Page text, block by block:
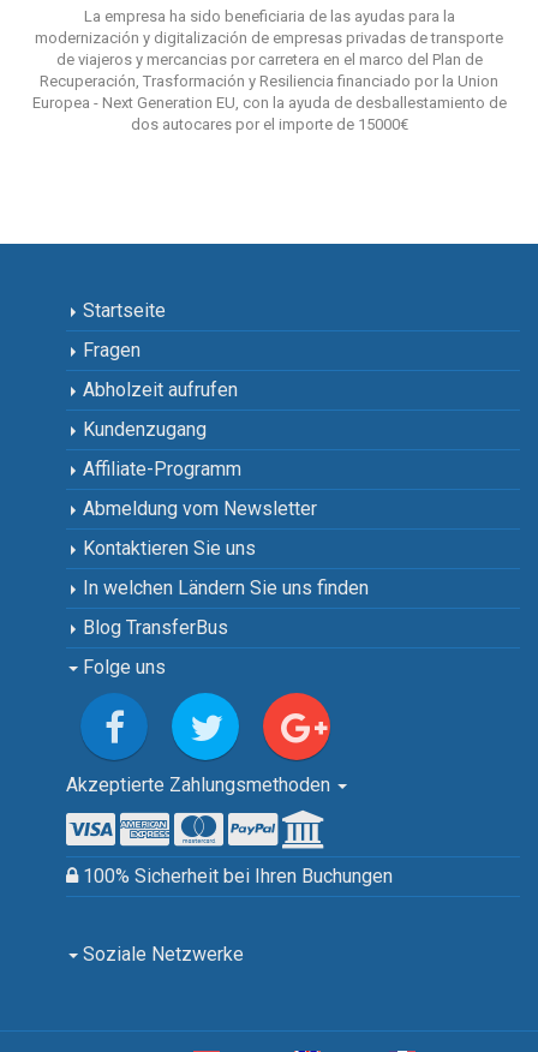
La empresa ha sido beneficiaria de las ayudas para la
modernización y digitalización de empresas privadas de transporte
de viajeros y mercancias por carretera en el marco del Plan de
Recuperación, Trasformación y Resiliencia financiado por la Union
Europea - Next Generation EU, con la ayuda de desballestamiento de
dos autocares por el importe de 15000€
Startseite
Fragen
Abholzeit aufrufen
Kundenzugang
Affiliate-Programm
Abmeldung vom Newsletter
Kontaktieren Sie uns
In welchen Ländern Sie uns finden
Blog TransferBus
Folge uns
Akzeptierte Zahlungsmethoden
100% Sicherheit bei Ihren Buchungen
Soziale Netzwerke